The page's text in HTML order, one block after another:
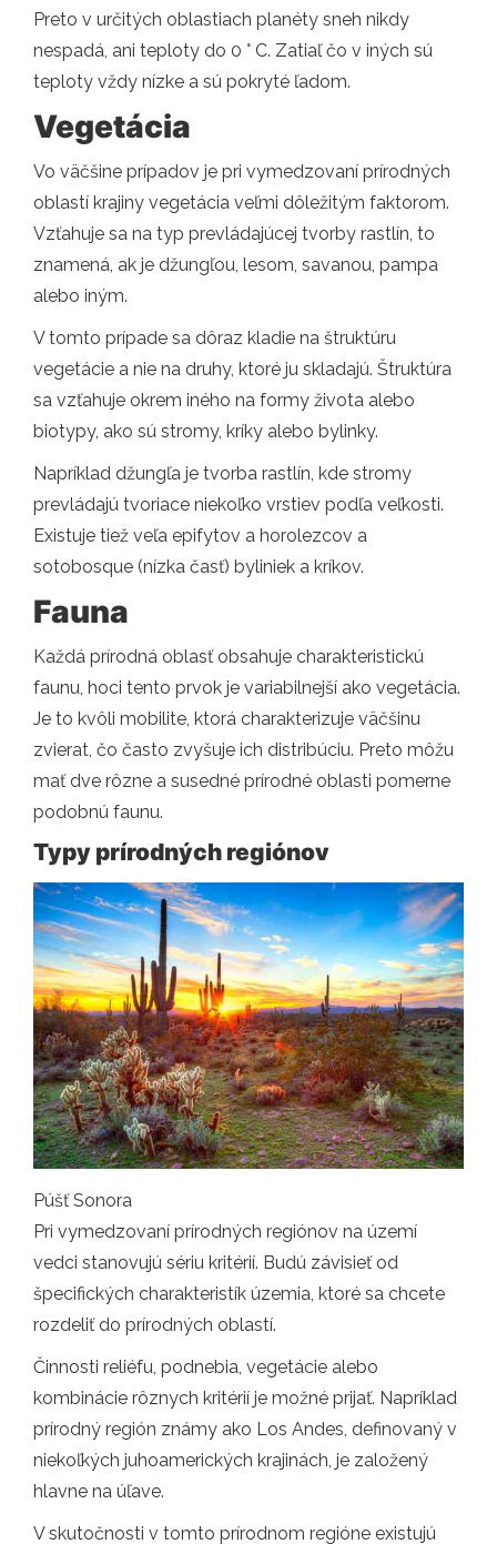
Preto v určitých oblastiach planéty sneh nikdy
nespadá, ani teploty do 0 ° C. Zatiaľ čo v iných sú
teploty vždy nízke a sú pokryté ľadom.
Vegetácia
Vo väčšine prípadov je pri vymedzovaní prírodných
oblastí krajiny vegetácia veľmi dôležitým faktorom.
Vzťahuje sa na typ prevládajúcej tvorby rastlín, to
znamená, ak je džungľou, lesom, savanou, pampa
alebo iným.
V tomto prípade sa dôraz kladie na štruktúru
vegetácie a nie na druhy, ktoré ju skladajú. Štruktúra
sa vzťahuje okrem iného na formy života alebo
biotypy, ako sú stromy, kríky alebo bylinky.
Napríklad džungľa je tvorba rastlín, kde stromy
prevládajú tvoriace niekoľko vrstiev podľa veľkosti.
Existuje tiež veľa epifytov a horolezcov a
sotobosque (nízka časť) byliniek a kríkov.
Fauna
Každá prírodná oblasť obsahuje charakteristickú
faunu, hoci tento prvok je variabilnejší ako vegetácia.
Je to kvôli mobilite, ktorá charakterizuje väčšinu
zvierat, čo často zvyšuje ich distribúciu. Preto môžu
mať dve rôzne a susedné prírodné oblasti pomerne
podobnú faunu.
Typy prírodných regiónov
Púšť Sonora
Pri vymedzovaní prírodných regiónov na území
vedci stanovujú sériu kritérií. Budú závisieť od
špecifických charakteristík územia, ktoré sa chcete
rozdeliť do prírodných oblastí.
Činnosti reliéfu, podnebia, vegetácie alebo
kombinácie rôznych kritérií je možné prijať. Napríklad
prírodný región známy ako Los Andes, definovaný v
niekoľkých juhoamerických krajinách, je založený
hlavne na úľave.
V skutočnosti v tomto prírodnom regióne existujú